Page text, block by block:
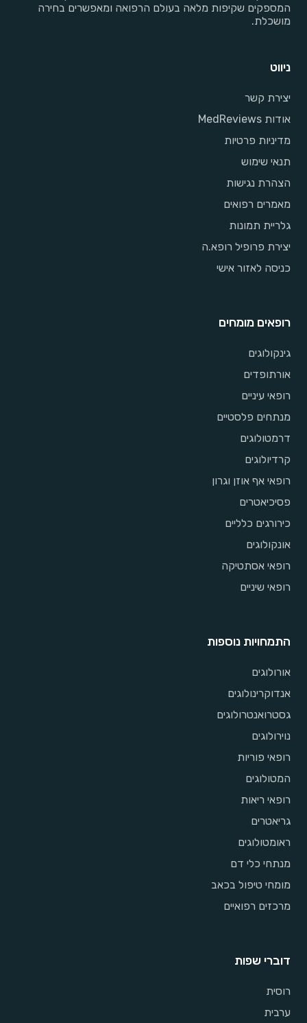
המספקים שקיפות מלאה בעולם הרפואה ומאפשרים בחירה
מושכלת.
ניווט
יצירת קשר
אודות MedReviews
מדיניות פרטיות
תנאי שימוש
הצהרת נגישות
מאמרים רפואים
גלריית תמונות
יצירת פרופיל רופא.ה
כניסה לאזור אישי
רופאים מומחים
גינקולוגים
אורתופדים
רופאי עיניים
מנתחים פלסטיים
דרמטולוגים
קרדיולוגים
רופאי אף אוזן וגרון
פסיכיאטרים
כירורגים כלליים
אונקולוגים
רופאי אסתטיקה
רופאי שיניים
התמחויות נוספות
אורולוגים
אנדוקרינולוגים
גסטרואנטרולוגים
נוירולוגים
רופאי פוריות
המטולוגים
רופאי ריאות
גריאטרים
ראומטולוגים
מנתחי כלי דם
מומחי טיפול בכאב
מרכזים רפואיים
דוברי שפות
רוסית
ערבית